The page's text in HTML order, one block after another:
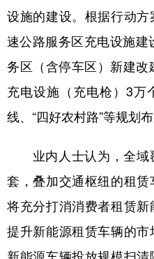
设施的建设。根据行动
速公路服务区充电设施
务区（含停车区）新建
充电设施（充电枪）3万
线、“四好农村路”等规划
业内人士认为，全域
套，叠加交通枢纽的租赁
将充分打消消费者租赁
提升新能源租赁车辆的